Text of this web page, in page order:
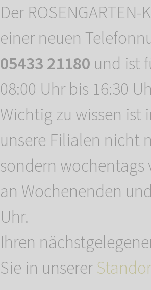
Der
einer neuen
05433 21180 und ist
08:00 Uhr bis 16:30
Wichtig zu wissen ist
unsere Filialen nicht
sondern wochentags
an Wochenenden
Uhr.
Ihren
Sie in unserer